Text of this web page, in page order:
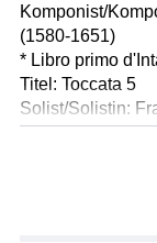
Komponist/
(1580-1651)
* Libro primo
Titel: Toccata 5
Solist/Solistin:
Länge: 03:29 min
Komponist/